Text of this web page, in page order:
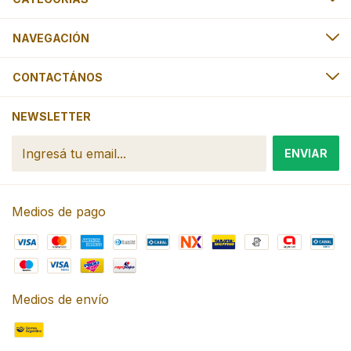
NAVEGACIÓN
CONTACTÁNOS
NEWSLETTER
Medios de pago
Medios de envío